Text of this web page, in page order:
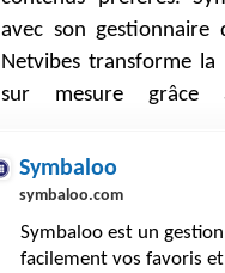
avec son
Netvibes transforme
sur mesure
rapide et plus
Symbaloo
symbaloo.com
Symbaloo est un
facilement vos favoris